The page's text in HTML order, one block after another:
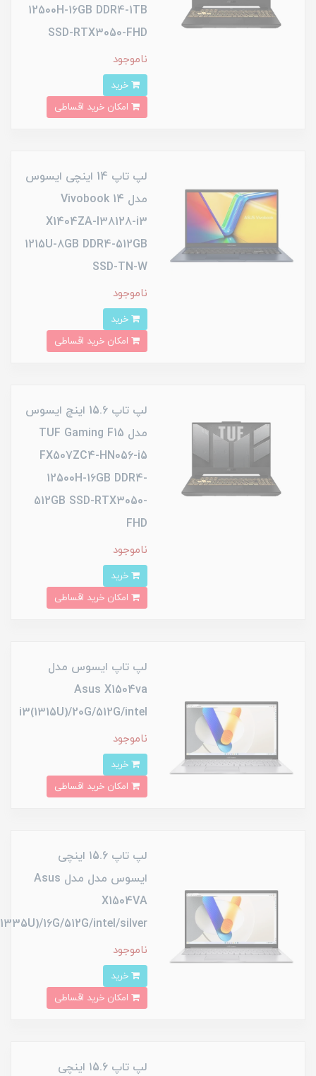
12500H-16GB DDR4-1TB
SSD-RTX3050-FHD
ناموجود
لپ تاپ 14 اینچی ایسوس
مدل Vivobook 14
X1404ZA-I38128-i3
1215U-8GB DDR4-512GB
SSD-TN-W
ناموجود
لپ تاپ 15.6 اینچ ایسوس
مدل TUF Gaming F15
FX507ZC4-HN056-i5
12500H-16GB DDR4-
512GB SSD-RTX3050-
FHD
ناموجود
لپ تاپ ایسوس مدل
Asus X1504va
i3(1315U)/20G/512G/intel
ناموجود
لپ تاپ ۱5.6 اینچی
ایسوس مدل مدل Asus
X1504VA
i5(1335U)/16G/512G/intel/silver
ناموجود
لپ تاپ ۱5.6 اینچی